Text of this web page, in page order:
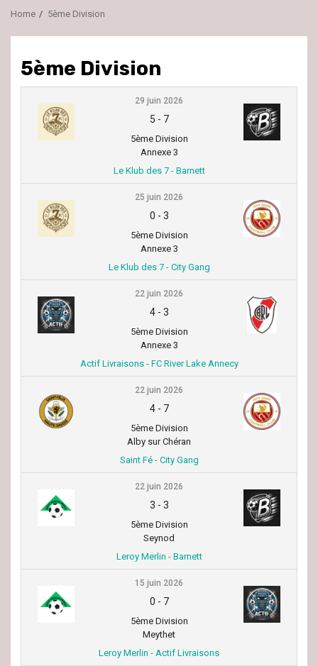
Home 5ème Division
5ème Division
29 juin 2026
5 - 7
5ème Division
Annexe 3
Le Klub des 7 - Barnett
25 juin 2026
0 - 3
5ème Division
Annexe 3
Le Klub des 7 - City Gang
22 juin 2026
4- 3
5ème Division
Annexe 3
Actif Livraisons - FC River Lake Annecy
22 juin 2026
4- 7
5ème Division
Alby sur Chéran
Saint Fé - City Gang
22 juin 2026
3 - 3
5ème Division
Seynod
Leroy Merlin - Barnett
15 juin 2026
0 - 7
5ème Division
Meythet
Leroy Merlin - Actif Livraisons